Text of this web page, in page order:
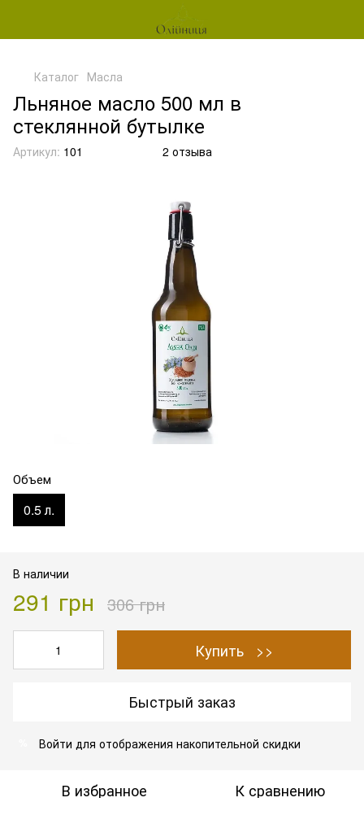
Каталог Масла
Льняное масло 500 мл в
стеклянной бутылке
Артикул: 101 2 отзыва
Объем
0.5 л.
В наличии
291 грн 306 грн
Купить >>
Быстрый заказ
Войти для отображения накопительной скидки
В избранное К сравнению